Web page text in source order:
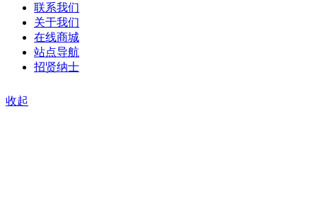
联系我们
关于我们
在线商城
站点导航
招贤纳士
收起